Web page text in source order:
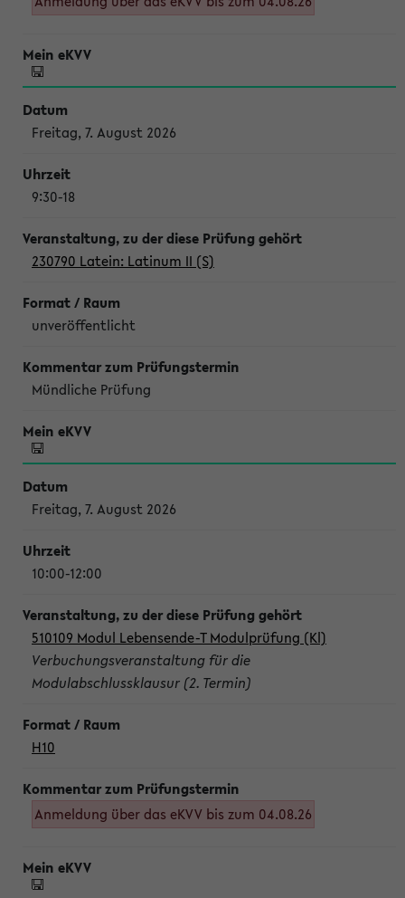
Freitag, 7. August 2026
9:30-18
230790 Latein: Latinum II (S)
unveröffentlicht
Mündliche Prüfung
Freitag, 7. August 2026
10:00-12:00
510109 Modul Lebensende-T Modulprüfung (Kl)
Verbuchungsveranstaltung für die
Modulabschlussklausur (2. Termin)
H10
Anmeldung über das eKVV bis zum 04.08.26